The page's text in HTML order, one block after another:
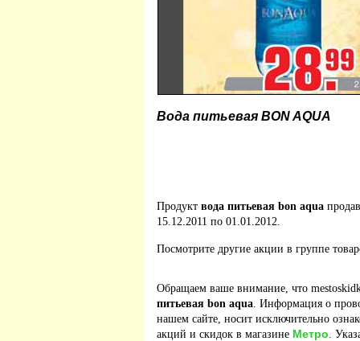
Вода питьевая BON AQUA
Продукт вода питьевая bon aqua
15.12.2011 по 01.01.2012.
Посмотрите другие акции в группе
Обращаем ваше внимание, что
питьевая bon aqua. Информация о
нашем сайте, носит исключительно
акций и скидок в магазине Метро.